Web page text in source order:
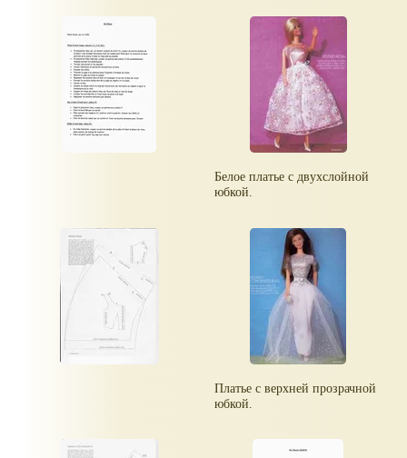
Белое платье с двухслойной
юбкой.
Платье с верхней прозрачной
юбкой.